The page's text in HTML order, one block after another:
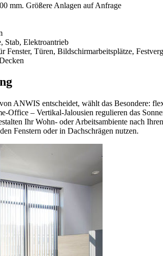
mm. Größere Anlagen auf Anfrage
Stab, Elektroantrieb
Fenster, Türen, Bildschirmarbeitsplätze,
ANWIS entscheidet, wählt das Besondere:
Office – Vertikal-Jalousien regulieren das
Ihr Wohn- oder Arbeitsambiente nach
Fenstern oder in Dachschrägen nutzen.